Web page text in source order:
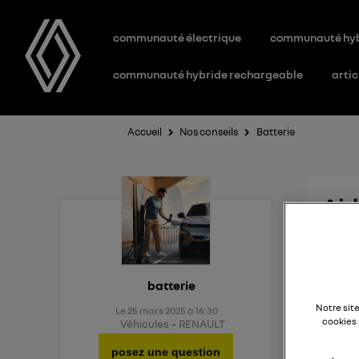
communauté électrique communauté
communauté hybride rechargeable
Accueil Nos conseils Batterie
batterie
Le 25 mars 2025 à 16:30
Véhicules RENAULT
posez une question
Notre
cookies